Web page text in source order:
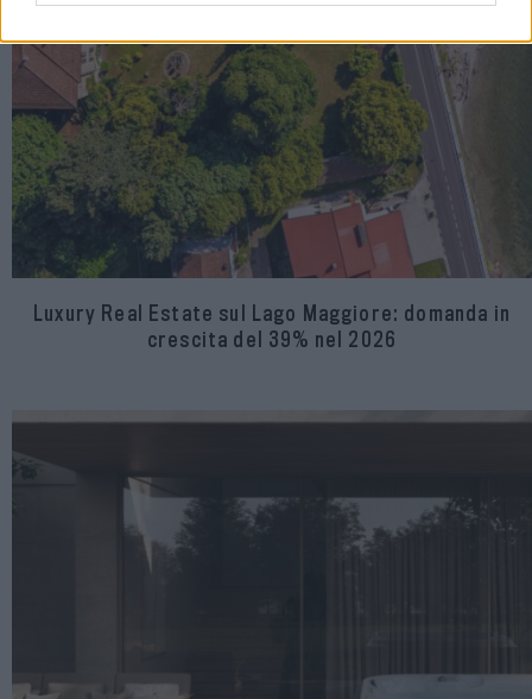
Luxury Real Estate sul Lago Maggiore: domanda in
crescita del 39% nel 2026